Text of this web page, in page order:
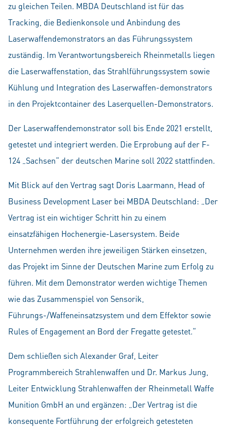
zu gleichen Teilen. MBDA Deutschland ist für das
Tracking, die Bedienkonsole und Anbindung des
Laserwaffendemonstrators an das Führungssystem
zuständig. Im Verantwortungsbereich Rheinmetalls liegen
die Laserwaffenstation, das Strahlführungssystem sowie
Kühlung und Integration des Laserwaffen-demonstrators
in den Projektcontainer des Laserquellen-Demonstrators.
Der Laserwaffendemonstrator soll bis Ende 2021 erstellt,
getestet und integriert werden. Die Erprobung auf der F-
124 „Sachsen“ der deutschen Marine soll 2022 stattfinden.
Mit Blick auf den Vertrag sagt Doris Laarmann, Head of
Business Development Laser bei MBDA Deutschland: „Der
Vertrag ist ein wichtiger Schritt hin zu einem
einsatzfähigen Hochenergie-Lasersystem. Beide
Unternehmen werden ihre jeweiligen Stärken einsetzen,
das Projekt im Sinne der Deutschen Marine zum Erfolg zu
führen. Mit dem Demonstrator werden wichtige Themen
wie das Zusammenspiel von Sensorik,
Führungs-/Waffeneinsatzsystem und dem Effektor sowie
Rules of Engagement an Bord der Fregatte getestet.“
Dem schließen sich Alexander Graf, Leiter
Programmbereich Strahlenwaffen und Dr. Markus Jung,
Leiter Entwicklung Strahlenwaffen der Rheinmetall Waffe
Munition GmbH an und ergänzen: „Der Vertrag ist die
konsequente Fortführung der erfolgreich getesteten